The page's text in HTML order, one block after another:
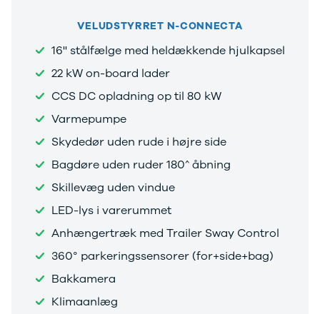
VELUDSTYRRET N-CONNECTA
16'' stålfælge med heldækkende hjulkapsel
22 kW on-board lader
CCS DC opladning op til 80 kW
Varmepumpe
Skydedør uden rude i højre side
Bagdøre uden ruder 180^ åbning
Skillevæg uden vindue
LED-lys i varerummet
Anhængertræk med Trailer Sway Control
360° parkeringssensorer (for+side+bag)
Bakkamera
Klimaanlæg